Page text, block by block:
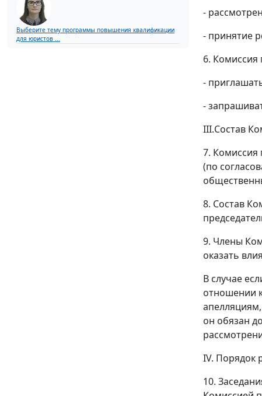
Выберите тему программы повышения квалификации
для юристов ...
-
- принятие
6. Комиссия
-
-
III.Состав
7. Комиссия
(по
8. Состав
9. Члены
оказать
В случае
отношении
он обязан
IV. Порядок
10.